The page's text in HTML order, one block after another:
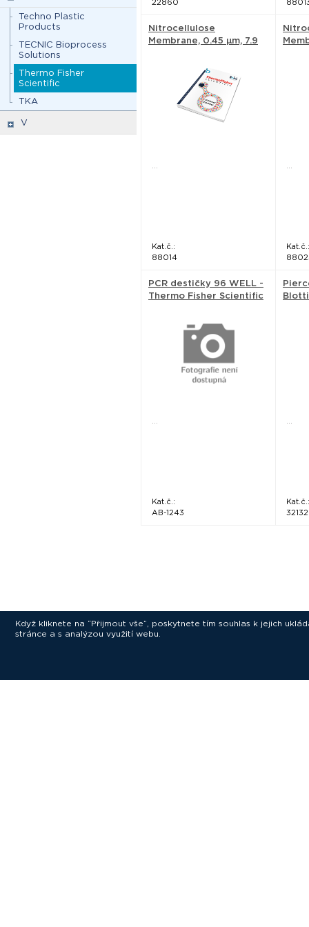
Techno Plastic
Products
TECNIC Bioprocess
Solutions
Thermo Fisher
Scientific
TKA
V
22860
Nitrocellulose
Membrane, 0.45 µm, 7.9
...
Kat.č.:
88014
...
Kat.č.:
PCR destičky 96 WELL -
Thermo Fisher Scientific
...
Kat.č.:
AB-1243
...
Kat.č.:
32132
Když kliknete na “Přijmout vše”, poskytnete tím souhlas k jejich
stránce a s analýzou využití webu.